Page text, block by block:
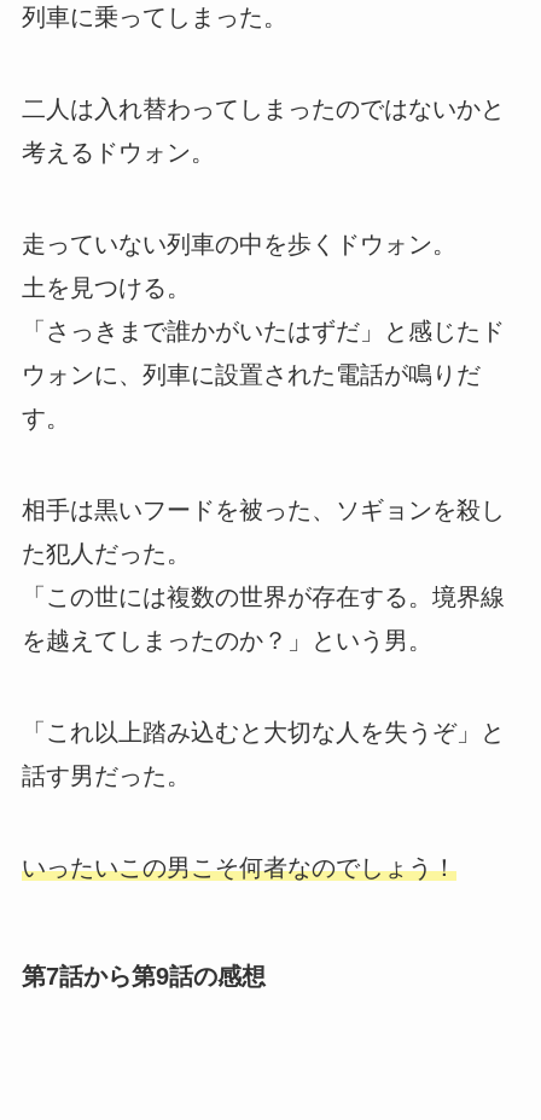
列車に乗ってしまった。
二人は入れ替わってしまったのではないかと
考えるドウォン。
走っていない列車の中を歩くドウォン。
土を見つける。
「さっきまで誰かがいたはずだ」と感じたド
ウォンに、列車に設置された電話が鳴りだ
す。
相手は黒いフードを被った、ソギョンを殺し
た犯人だった。
「この世には複数の世界が存在する。境界線
を越えてしまったのか？」という男。
「これ以上踏み込むと大切な人を失うぞ」と
話す男だった。
いったいこの男こそ何者なのでしょう！
第7話から第9話の感想